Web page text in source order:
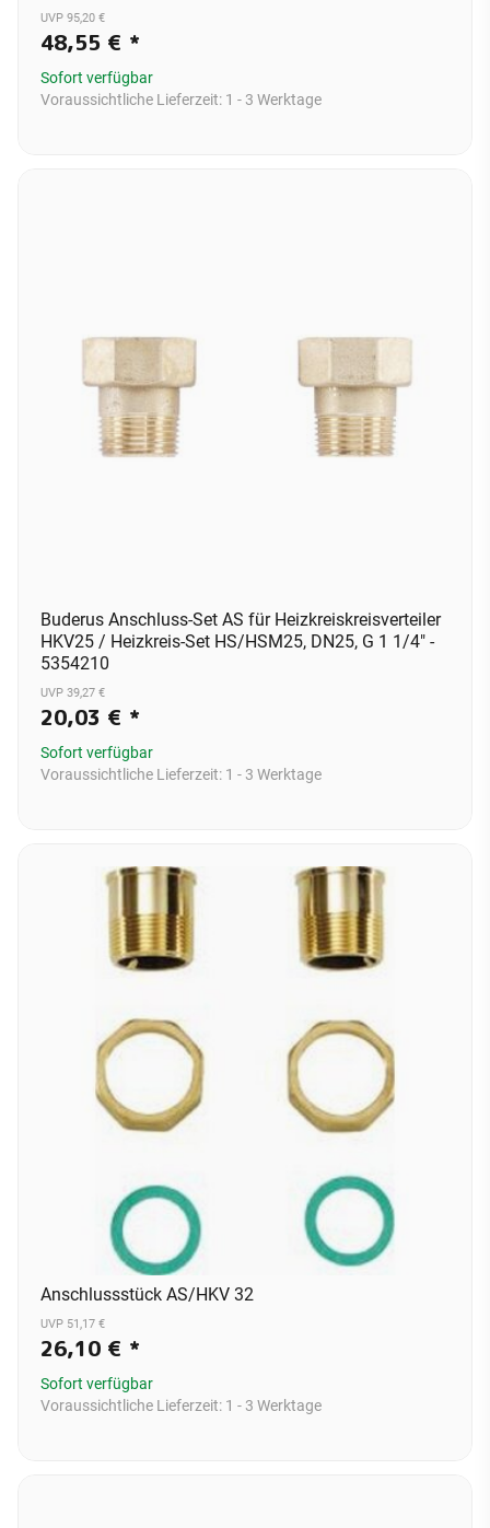
UVP 95,20 €
48,55 € *
Sofort verfügbar
Voraussichtliche Lieferzeit: 1 - 3 Werktage
Buderus Anschluss-Set AS für Heizkreiskreisverteiler
HKV25 / Heizkreis-Set HS/HSM25, DN25, G 1 1/4" -
5354210
UVP 39,27 €
20,03 € *
Sofort verfügbar
Voraussichtliche Lieferzeit: 1 - 3 Werktage
Anschlussstück AS/HKV 32
UVP 51,17 €
26,10 € *
Sofort verfügbar
Voraussichtliche Lieferzeit: 1 - 3 Werktage